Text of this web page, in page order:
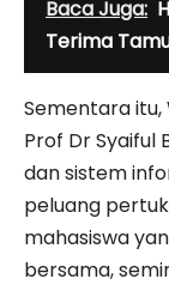
Baca Juga:
Terima
Sementara itu,
Prof Dr Syaiful
dan sistem
peluang
mahasiswa
bersama,